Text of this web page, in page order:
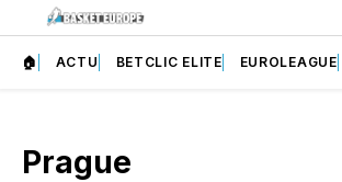
🏠 ACTU BETCLIC ELITE EUROLEAGUE
Prague